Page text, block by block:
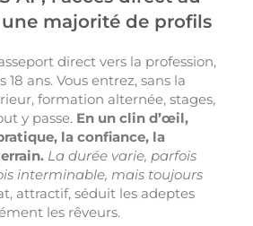
majorité de profils
direct vers la profession,
18 ans. Vous entrez, sans la
formation alternée, stages,
y passe. En un clin d’œil,
la confiance, la
La durée varie, parfois
interminable, mais toujours
attractif, séduit les adeptes
les rêveurs.